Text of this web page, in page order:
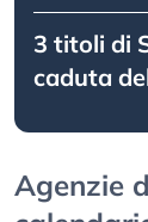
3 titoli di
caduta
Agenzie